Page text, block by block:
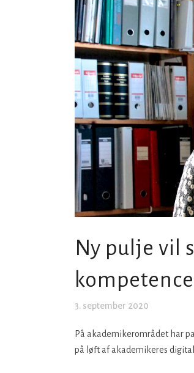
Ny pulje vil
3. september 2020
På akademikerområdet har
på løft af akademikeres